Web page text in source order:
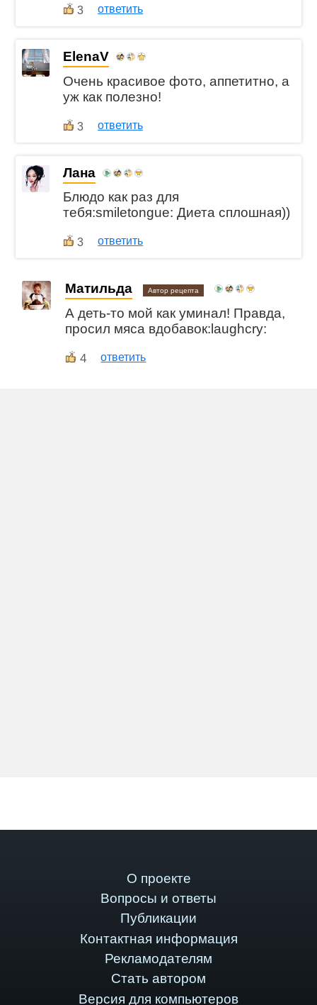
3 ответить
ElenaV
Очень красивое фото, аппетитно, а
уж как полезно!
3 ответить
Лана
Блюдо как раз для
тебя:smiletongue: Диета сплошная))
3 ответить
Матильда Автор рецепта
А деть-то мой как уминал! Правда,
просил мяса вдобавок:laughcry:
4 ответить
О проекте
Вопросы и ответы
Публикации
Контактная информация
Рекламодателям
Стать автором
Версия для компьютеров